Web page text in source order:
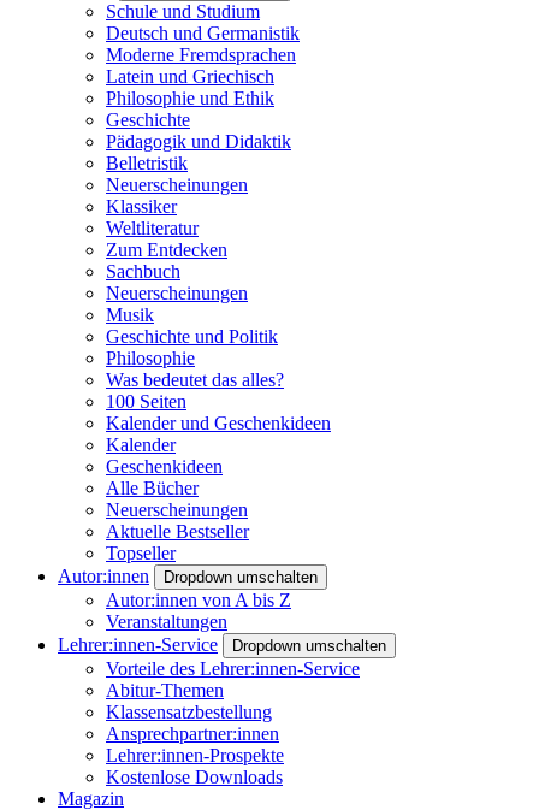
Schule und Studium
Deutsch und Germanistik
Moderne Fremdsprachen
Latein und Griechisch
Philosophie und Ethik
Geschichte
Pädagogik und Didaktik
Belletristik
Neuerscheinungen
Klassiker
Weltliteratur
Zum Entdecken
Sachbuch
Neuerscheinungen
Musik
Geschichte und Politik
Philosophie
Was bedeutet das alles?
100 Seiten
Kalender und Geschenkideen
Kalender
Geschenkideen
Alle Bücher
Neuerscheinungen
Aktuelle Bestseller
Topseller
Autor:innen
Dropdown umschalten
Autor:innen von A bis Z
Veranstaltungen
Lehrer:innen-Service
Dropdown umschalten
Vorteile des Lehrer:innen-Service
Abitur-Themen
Klassensatzbestellung
Ansprechpartner:innen
Lehrer:innen-Prospekte
Kostenlose Downloads
Magazin